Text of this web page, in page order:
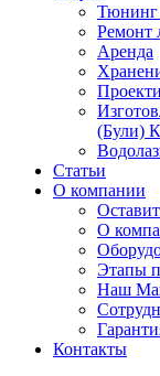
Ремонт
Аренда
(Були)
Статьи
О компании
О
Этапы
Наш
Контакты